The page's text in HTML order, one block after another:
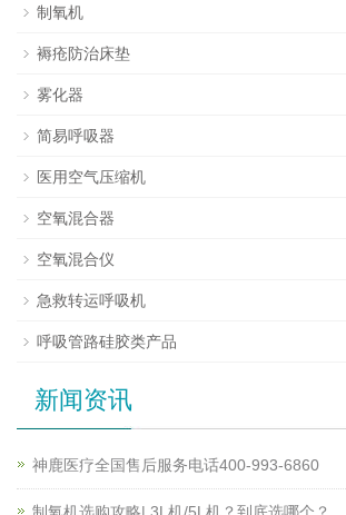
制氧机
褥疮防治床垫
雾化器
简易呼吸器
医用空气压缩机
空氧混合器
空氧混合仪
急救转运呼吸机
呼吸管路硅胶类产品
新闻资讯
神鹿医疗全国售后服务电话400-993-6860